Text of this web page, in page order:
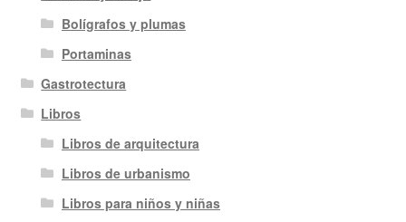
Bolígrafos y plumas
Portaminas
Gastrotectura
Libros
Libros de arquitectura
Libros de urbanismo
Libros para niños y niñas